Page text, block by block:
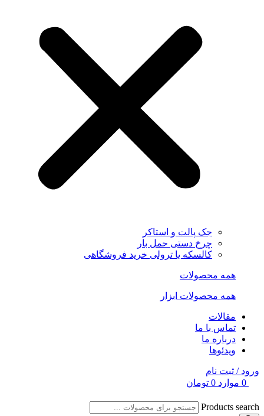
جک پالت و استاکر
چرخ دستی حمل بار
کالسکه یا ترولی خرید فروشگاهی
همه محصولات
همه محصولات ابزار
مقالات
تماس با ما
درباره ما
ویدئوها
ورود / ثبت نام
0 موارد 0 تومان
Products search